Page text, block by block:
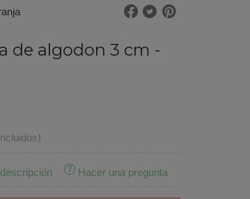
de algodon 3 cm -
Hacer una pregunta